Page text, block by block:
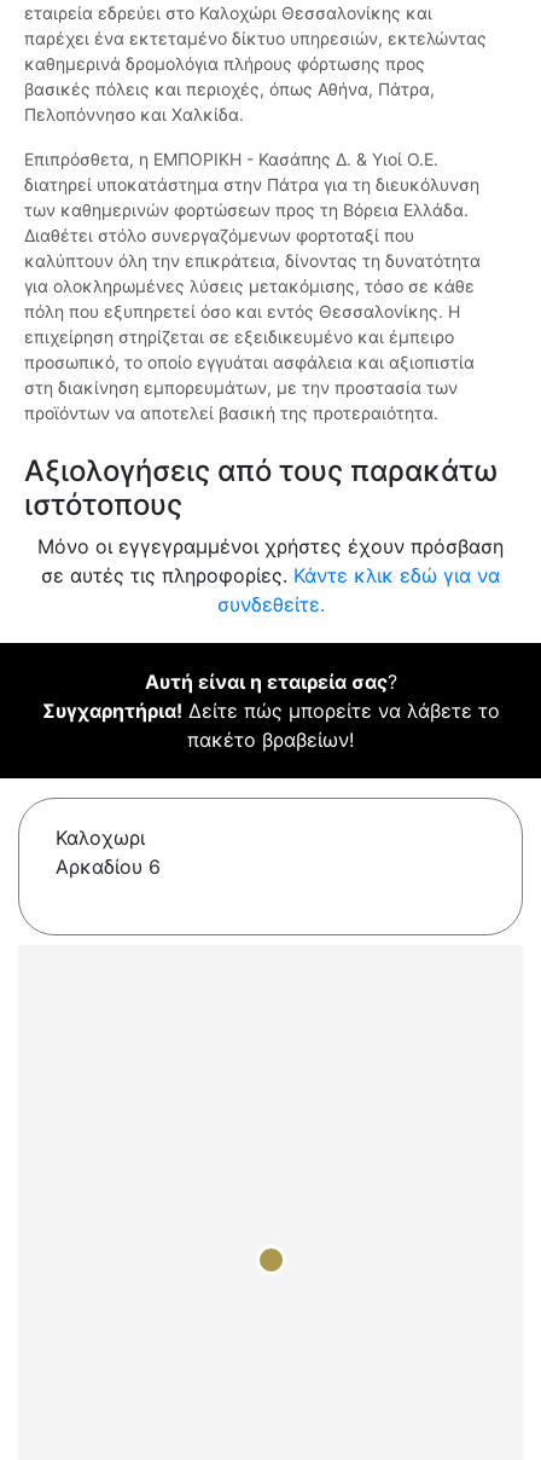
εταιρεία εδρεύει στο Καλοχώρι Θεσσαλονίκης και
παρέχει ένα εκτεταμένο δίκτυο υπηρεσιών, εκτελώντας
καθημερινά δρομολόγια πλήρους φόρτωσης προς
βασικές πόλεις και περιοχές, όπως Αθήνα, Πάτρα,
Πελοπόννησο και Χαλκίδα.
Επιπρόσθετα, η ΕΜΠΟΡΙΚΗ - Κασάπης Δ. & Υιοί Ο.Ε.
διατηρεί υποκατάστημα στην Πάτρα για τη διευκόλυνση
των καθημερινών φορτώσεων προς τη Βόρεια Ελλάδα.
Διαθέτει στόλο συνεργαζόμενων φορτοταξί που
καλύπτουν όλη την επικράτεια, δίνοντας τη δυνατότητα
για ολοκληρωμένες λύσεις μετακόμισης, τόσο σε κάθε
πόλη που εξυπηρετεί όσο και εντός Θεσσαλονίκης. Η
επιχείρηση στηρίζεται σε εξειδικευμένο και έμπειρο
προσωπικό, το οποίο εγγυάται ασφάλεια και αξιοπιστία
στη διακίνηση εμπορευμάτων, με την προστασία των
προϊόντων να αποτελεί βασική της προτεραιότητα.
Αξιολογήσεις από τους παρακάτω
ιστότοπους
Μόνο οι εγγεγραμμένοι χρήστες έχουν πρόσβαση
σε αυτές τις πληροφορίες. Κάντε κλικ εδώ για να
συνδεθείτε.
Αυτή είναι η εταιρεία σας?
Συγχαρητήρια! Δείτε πώς μπορείτε να λάβετε το
πακέτο βραβείων!
Καλοχωρι
Αρκαδίου 6